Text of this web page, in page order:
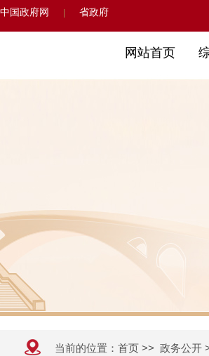
中国政府网 省政府
网站首页
当前的位置： 首页 >> 政务公开